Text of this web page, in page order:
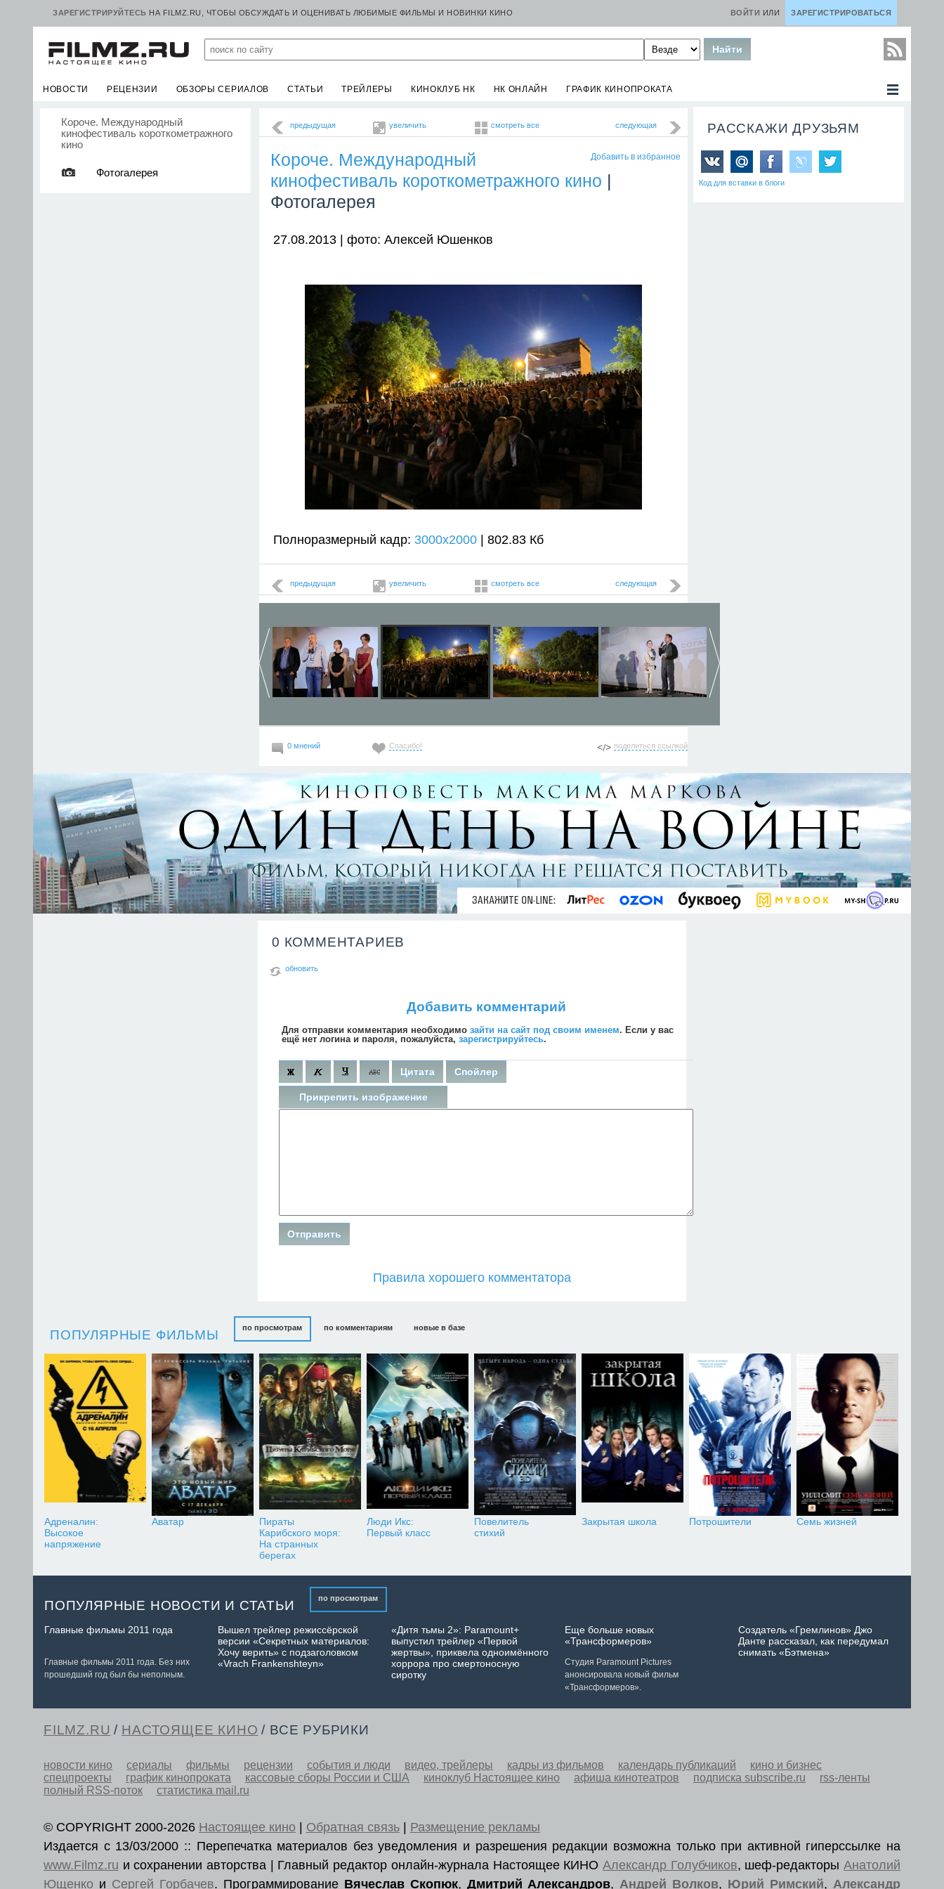
ЗАРЕГИСТРИРУЙТЕСЬ НА FILMZ.RU, ЧТОБЫ ОБСУЖДАТЬ И ОЦЕНИВАТЬ ЛЮБИМЫЕ ФИЛЬМЫ И НОВИНКИ КИНО ЗАРЕГИСТРИРОВАТЬСЯ
ВОЙТИ ИЛИ
НОВОСТИ РЕЦЕНЗИИ ОБЗОРЫ СЕРИАЛОВ СТАТЬИ ТРЕЙЛЕРЫ КИНОКЛУБ НК НК ОНЛАЙН ГРАФИК КИНОПРОКАТА
Короче. Международный
кинофестиваль короткометражного
кино
Фотогалерея
предыдущая увеличить смотреть все следующая
Добавить в избранное
Короче. Международный
кинофестиваль короткометражного кино |
Фотогалерея
27.08.2013 | фото: Алексей Юшенков
Полноразмерный кадр: 3000x2000 | 802.83 Кб
предыдущая увеличить смотреть все следующая
0 мнений Спасибо! поделиться ссылкой
РАССКАЖИ ДРУЗЬЯМ
Код для вставки в блоги
0 КОММЕНТАРИЕВ
обновить
Добавить комментарий
Для отправки комментария необходимо зайти на сайт под своим именем. Если у вас
ещё нет логина и пароля, пожалуйста, зарегистрируйтесь.
Цитата Спойлер
Прикрепить изображение
Правила хорошего комментатора
ПОПУЛЯРНЫЕ ФИЛЬМЫ по просмотрам
Адреналин:
Высокое
напряжение
Аватар
Пираты
Карибского моря:
На странных
берегах
Люди Икс:
Первый класс
Повелитель
стихий
Закрытая школа Потрошители Семь жизней
по комментариям новые в базе
ПОПУЛЯРНЫЕ НОВОСТИ И СТАТЬИ по просмотрам
Главные фильмы 2011 года
Главные фильмы 2011 года. Без них
прошедший год был бы неполным.
Вышел трейлер режиссёрской
версии «Секретных материалов:
Хочу верить» с подзаголовком
«Vrach Frankenshteyn»
«Дитя тьмы 2»: Paramount+
выпустил трейлер «Первой
жертвы», приквела одноимённого
хоррора про смертоносную
сиротку
Еще больше новых
«Трансформеров»
Студия Paramount Pictures
анонсировала новый фильм
«Трансформеров».
Создатель «Гремлинов» Джо
Данте рассказал, как передумал
снимать «Бэтмена»
FILMZ.RU / НАСТОЯЩЕЕ КИНО / ВСЕ РУБРИКИ
новости кино сериалы фильмы рецензии события и люди видео, трейлеры кадры из фильмов календарь публикаций
кино и бизнес
спецпроекты
график кинопроката кассовые сборы России и США киноклуб Настоящее кино афиша кинотеатров подписка subscribe.ru
rss-ленты
полный RSS-поток
статистика mail.ru
© COPYRIGHT 2000-2026 Настоящее кино Обратная связь
Размещение рекламы
Издается с 13/03/2000 :: Перепечатка материалов без уведомления и разрешения редакции возможна только при активной гиперссылке на
www.Filmz.ru и сохранении авторства | Главный редактор онлайн-журнала Настоящее КИНО Александр Голубчиков, шеф-редакторыАнатолий
Ющенко и Сергей Горбачев. Программирование Вячеслав Скопюк, Дмитрий Александров,Андрей Волков, Юрий Римский,Александр